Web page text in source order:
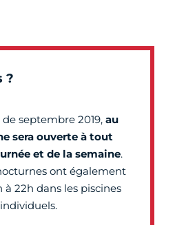
?
septembre 2019, au
sera ouverte à tout
et de la semaine.
ont également
à 22h dans les piscines